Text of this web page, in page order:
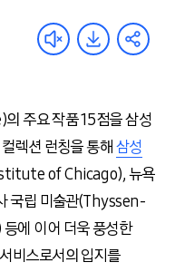
주요 작품 15점을 삼성
렉션 런칭을 통해 삼성
of Chicago), 뉴욕
국립 미술관(Thyssen-
이어 더욱 풍성한
비스로서의 입지를